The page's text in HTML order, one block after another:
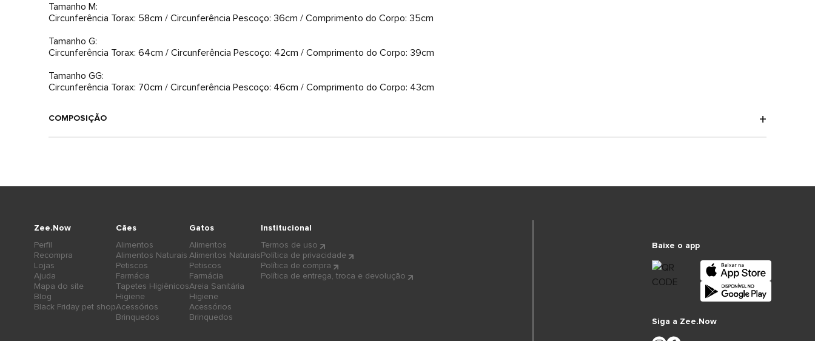
Tamanho M:
Circunferência Torax: 58cm / Circunferência Pescoço: 36cm / Comprimento do Corpo: 35cm
Tamanho G:
Circunferência Torax: 64cm / Circunferência Pescoço: 42cm / Comprimento do Corpo: 39cm
Tamanho GG:
Circunferência Torax: 70cm / Circunferência Pescoço: 46cm / Comprimento do Corpo: 43cm
COMPOSIÇÃO
Cães
Alimentos
Alimentos Naturais
Petiscos
Farmácia
Tapetes Higiênicos
Higiene
Acessórios
Brinquedos
Gatos
Alimentos
Alimentos Naturais
Petiscos
Farmácia
Areia Sanitária
Higiene
Acessórios
Brinquedos
Zee.Now
Perfil
Recompra
Lojas
Ajuda
Mapa do site
Blog
Black Friday pet shop
Institucional
Termos de uso
Política de privacidade
Política de compra
Política de entrega, troca e devolução
Baixe o app
Siga a Zee.Now